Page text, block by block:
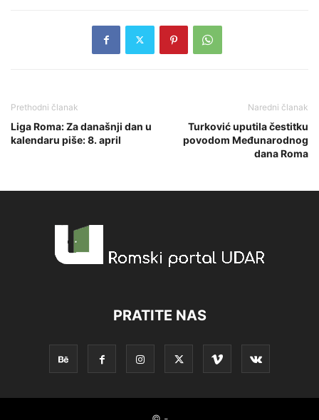
Prethodni članak
Liga Roma: Za današnji dan u
kalendaru piše: 8. april
Naredni članak
Turković uputila čestitku
povodom Međunarodnog
dana Roma
PRATITE NAS